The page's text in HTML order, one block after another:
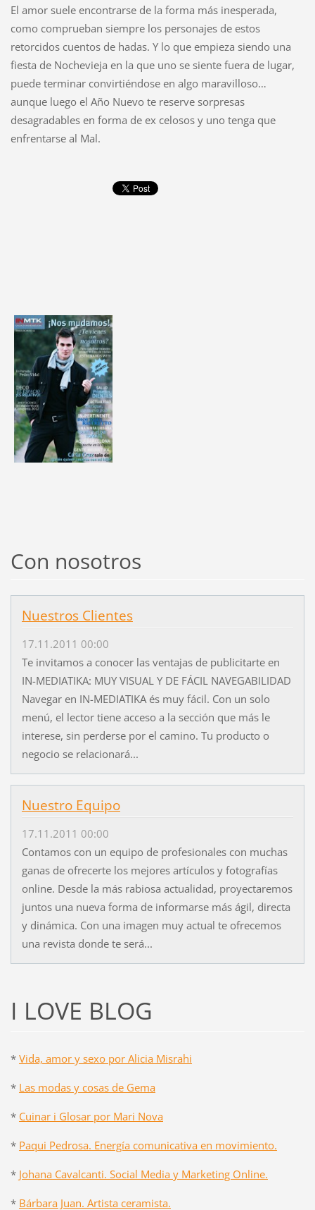
El amor suele encontrarse de la forma más inesperada,
como comprueban siempre los personajes de estos
retorcidos cuentos de hadas. Y lo que empieza siendo una
fiesta de Nochevieja en la que uno se siente fuera de lugar,
puede terminar convirtiéndose en algo maravilloso…
aunque luego el Año Nuevo te reserve sorpresas
desagradables en forma de ex celosos y uno tenga que
enfrentarse al Mal.
Con nosotros
Nuestros Clientes
17.11.2011 00:00
Te invitamos a conocer las ventajas de publicitarte en
IN-MEDIATIKA: MUY VISUAL Y DE FÁCIL NAVEGABILIDAD
Navegar en IN-MEDIATIKA és muy fácil. Con un solo
menú, el lector tiene acceso a la sección que más le
interese, sin perderse por el camino. Tu producto o
negocio se relacionará...
Nuestro Equipo
17.11.2011 00:00
Contamos con un equipo de profesionales con muchas
ganas de ofrecerte los mejores artículos y fotografías
online. Desde la más rabiosa actualidad, proyectaremos
juntos una nueva forma de informarse más ágil, directa
y dinámica. Con una imagen muy actual te ofrecemos
una revista donde te será...
I LOVE BLOG
* Vida, amor y sexo por Alicia Misrahi
* Las modas y cosas de Gema
* Cuinar i Glosar por Mari Nova
* Paqui Pedrosa. Energía comunicativa en movimiento.
* Johana Cavalcanti. Social Media y Marketing Online.
* Bárbara Juan. Artista ceramista.